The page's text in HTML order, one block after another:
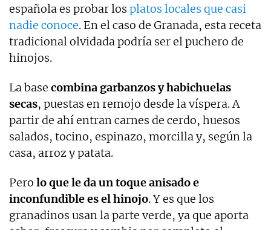
española es probar los platos locales que casi
nadie conoce. En el caso de Granada, esta receta
tradicional olvidada podría ser el puchero de
hinojos.
La base combina garbanzos y habichuelas
secas, puestas en remojo desde la víspera. A
partir de ahí entran carnes de cerdo, huesos
salados, tocino, espinazo, morcilla y, según la
casa, arroz y patata.
Pero lo que le da un toque anisado e
inconfundible es el hinojo. Y es que los
granadinos usan la parte verde, ya que aporta